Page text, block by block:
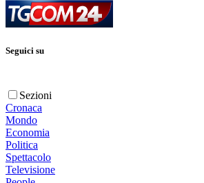
Seguici su
Sezioni
Cronaca
Mondo
Economia
Politica
Spettacolo
Televisione